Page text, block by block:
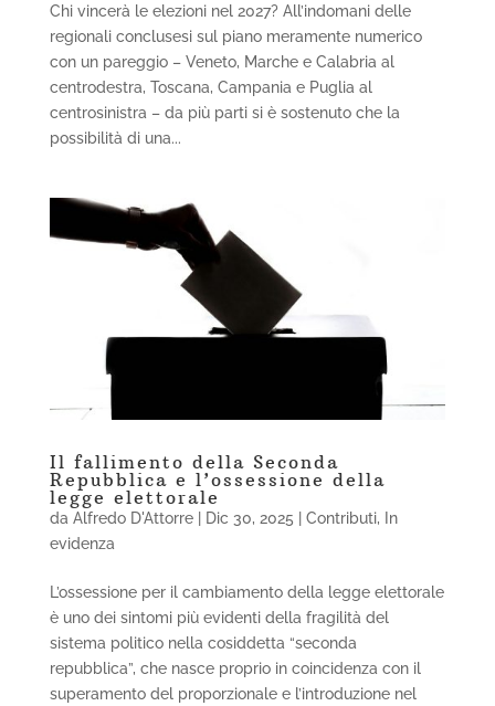
Chi vincerà le elezioni nel 2027? All’indomani delle
regionali conclusesi sul piano meramente numerico
con un pareggio – Veneto, Marche e Calabria al
centrodestra, Toscana, Campania e Puglia al
centrosinistra – da più parti si è sostenuto che la
possibilità di una...
Il fallimento della Seconda
Repubblica e l’ossessione della
legge elettorale
da Alfredo D'Attorre| Dic 30, 2025 Contributi,
In
evidenza
L’ossessione per il cambiamento della legge elettorale
è uno dei sintomi più evidenti della fragilità del
sistema politico nella cosiddetta “seconda
repubblica”, che nasce proprio in coincidenza con il
superamento del proporzionale e l’introduzione nel